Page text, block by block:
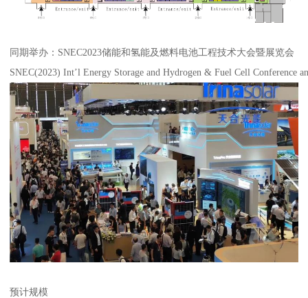
同期举办：SNEC2023储能和氢能及燃料电池工程技术大会暨展览会
SNEC(2023) Int’l Energy Storage and Hydrogen & Fuel Cell Conference
预计规模